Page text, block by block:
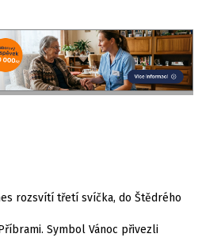
rozsvítí třetí svíčka, do Štědrého
Symbol Vánoc přivezli